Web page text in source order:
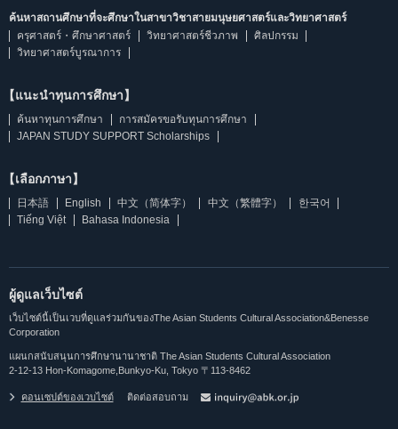
ค้นหาสถานศึกษาที่จะศึกษาในสาขาวิชาสายมนุษยศาสตร์และวิทยาศาสตร์
ครุศาสตร์・ศึกษาศาสตร์
วิทยาศาสตร์ชีวภาพ
ศิลปกรรม
วิทยาศาสตร์บูรณาการ
【แนะนำทุนการศึกษา】
ค้นหาทุนการศึกษา
การสมัครขอรับทุนการศึกษา
JAPAN STUDY SUPPORT Scholarships
【เลือกภาษา】
日本語 English 中文（简体字） 中文（繁體字）
한국어
Tiếng Việt
Bahasa Indonesia
ผู้ดูแลเว็บไซต์
เว็บไซต์นี้เป็นเวบที่ดูแลร่วมกันของThe Asian Students Cultural Association&Benesse
Corporation
แผนกสนับสนุนการศึกษานานาชาติ The Asian Students Cultural Association
2-12-13 Hon-Komagome,Bunkyo-Ku, Tokyo 〒113-8462
คอนเซปต์ของเวบไซต์ ติดต่อสอบถาม